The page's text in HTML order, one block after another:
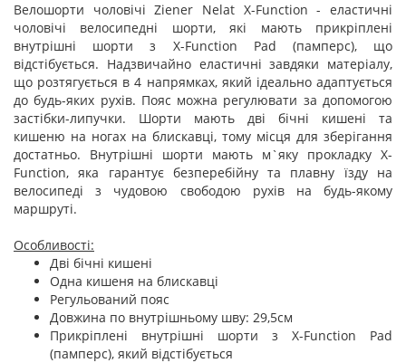
Велошорти чоловічі Ziener Nelat X-Function - еластичні
чоловічі велосипедні шорти, які мають прикріплені
внутрішні шорти з X-Function Pad (памперс), що
відстібується. Надзвичайно еластичні завдяки матеріалу,
що розтягується в 4 напрямках, який ідеально адаптується
до будь-яких рухів. Пояс можна регулювати за допомогою
застібки-липучки. Шорти мають дві бічні кишені та
кишеню на ногах на блискавці, тому місця для зберігання
достатньо. Внутрішні шорти мають м`яку прокладку X-
Function, яка гарантує безперебійну та плавну їзду на
велосипеді з чудовою свободою рухів на будь-якому
маршруті.
Особливості:
Дві бічні кишені
Одна кишеня на блискавці
Регульований пояс
Довжина по внутрішньому шву: 29,5см
Прикріплені внутрішні шорти з X-Function Pad
(памперс), який відстібується